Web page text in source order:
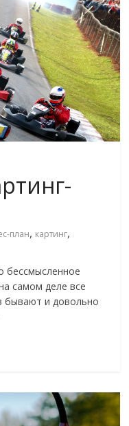
план, картинг,
бессмысленное
самом деле все
бывают и довольно